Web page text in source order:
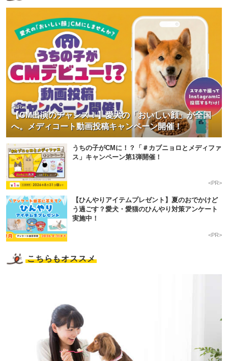
【CM出演のチャンス！】愛犬の「おいしい顔」が全国
へ。メディコート動画投稿キャンペーン開催！
<PR>
うちの子がCMに！？「＃カブニョロとメディファ
ス」キャンペーン第1弾開催！
<PR>
【ひんやりアイテムプレゼント】夏のおでかけど
う過ごす？愛犬・愛猫のひんやり対策アンケート
実施中！
<PR>
こちらもオススメ